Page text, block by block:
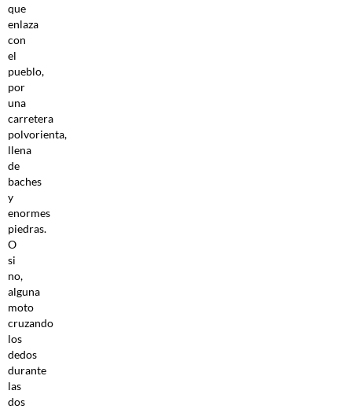
que
enlaza
con
el
pueblo,
por
una
carretera
polvorienta,
llena
de
baches
y
enormes
piedras.
O
si
no,
alguna
moto
cruzando
los
dedos
durante
las
dos